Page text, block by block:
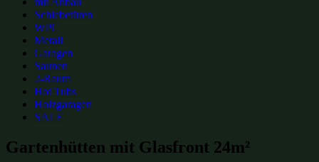
Schiebetüren
WPC
Metall
Garagen
Saunen
2-Raum
Hot Tubs
Holzgaragen
SALE
Gartenhütten mit Glasfront 24m²